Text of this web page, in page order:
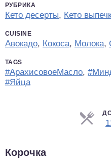
РУБРИКА
Кето десерты, Кето
CUISINE
Авокадо, Кокоса, Молока,
TAGS
#АрахисовоеМасло,
#Яйца
Корочка